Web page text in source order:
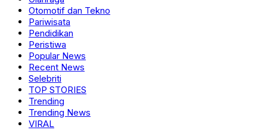
Otomotif dan Tekno
Pariwisata
Pendidikan
Peristiwa
Popular News
Recent News
Selebriti
TOP STORIES
Trending
Trending News
VIRAL